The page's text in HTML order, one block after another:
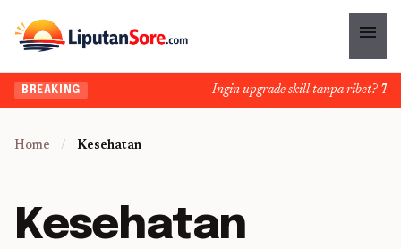
menu
BREAKING Ingin upgrade skill tanpa ribet?
Home / Kesehatan
Kesehatan